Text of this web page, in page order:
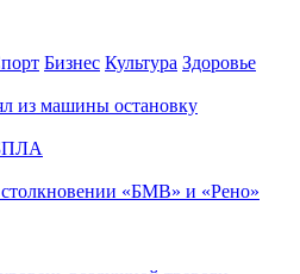
Бизнес Культура Здоровье
из машины остановку
столкновении «БМВ» и «Рено»